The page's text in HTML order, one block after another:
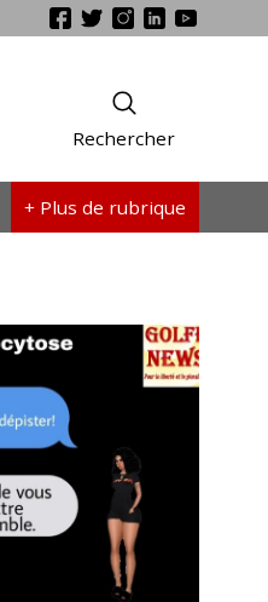
Rechercher
+ Plus de rubrique